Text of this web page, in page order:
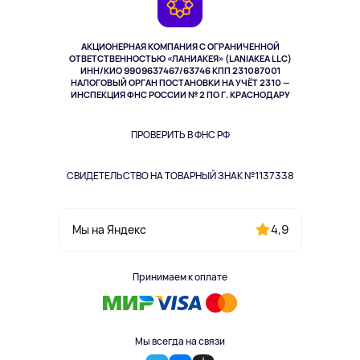
АКЦИОНЕРНАЯ КОМПАНИЯ С ОГРАНИЧЕННОЙ
ОТВЕТСТВЕННОСТЬЮ «ЛАНИАКЕЯ» (LANIAKEA LLC)
ИНН/КИО 9909637467/63746 КПП 231087001
НАЛОГОВЫЙ ОРГАН ПОСТАНОВКИ НА УЧЁТ 2310 —
ИНСПЕКЦИЯ ФНС РОССИИ № 2 ПО Г. КРАСНОДАРУ
ПРОВЕРИТЬ В ФНС РФ
СВИДЕТЕЛЬСТВО НА ТОВАРНЫЙ ЗНАК №1137338
Мы на Яндекс 4,9
Принимаем к оплате
Мы всегда на связи
Здоровье питомцев
Одежда и аксессуары